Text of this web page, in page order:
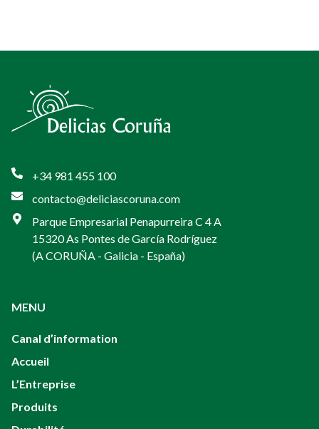
+34 981 455 100
contacto@deliciascoruna.com
Parque Empresarial Penapurreira C 4 A
15320 As Pontes de García Rodríguez
(A CORUÑA - Galicia - España)
MENU
Canal d’information
Accueil
L’Entreprise
Produits